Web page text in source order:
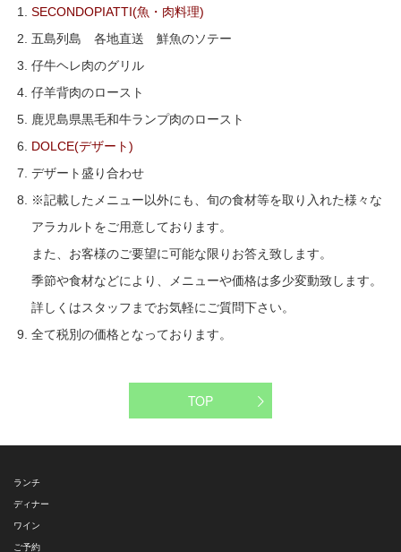
SECONDOPIATTI(魚・肉料理)
五島列島 各地直送 鮮魚のソテー
仔牛ヘレ肉のグリル
仔羊背肉のロースト
鹿児島県黒毛和牛ランプ肉のロースト
DOLCE(デザート)
デザート盛り合わせ
※記載したメニュー以外にも、旬の食材等を取り入れた様々な
アラカルトをご用意しております。
また、お客様のご要望に可能な限りお答え致します。
季節や食材などにより、メニューや価格は多少変動致します。
詳しくはスタッフまでお気軽にご質問下さい。
全て税別の価格となっております。
TOP
ランチ
ディナー
ワイン
ご予約